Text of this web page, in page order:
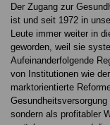
Der Zugang zur
ist und seit 1972 in
Leute immer weiter in
geworden, weil sie
Aufeinanderfolgende
von Institutionen wie
marktorientierte
sondern als profitabler